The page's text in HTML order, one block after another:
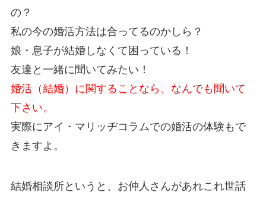
の？
私の今の婚活方法は合ってるのかしら？
娘・息子が結婚しなくて困っている！
友達と一緒に聞いてみたい！
婚活（結婚）に関することなら、なんでも聞いて
下さい。
実際にアイ・マリッヂコラムでの婚活の体験もで
きますよ。
結婚相談所というと、お仲人さんがあれこれ世話